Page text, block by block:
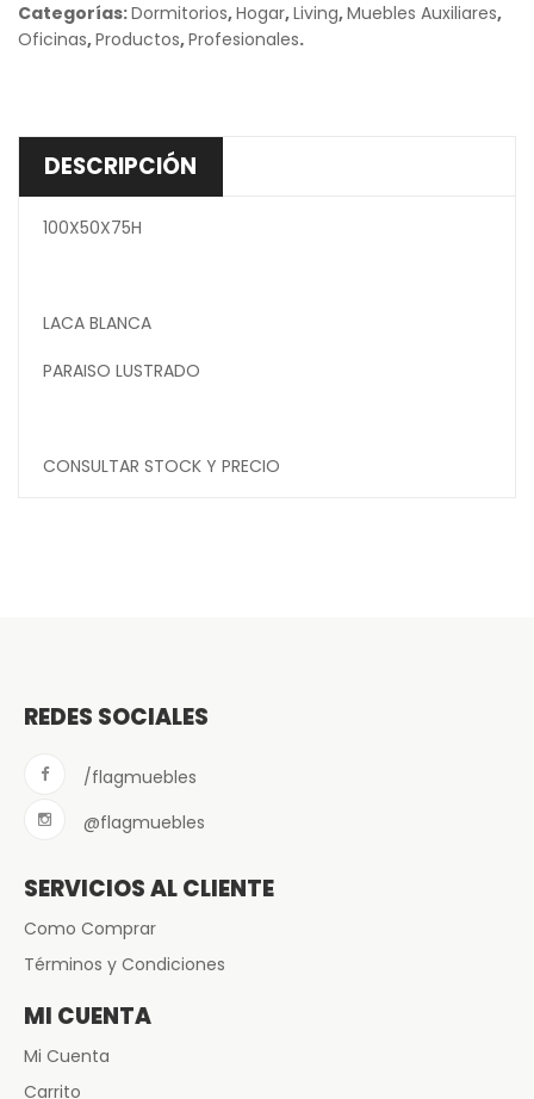
Categorías:Dormitorios,Hogar,Living,Muebles Auxiliares,
Oficinas,Productos,Profesionales.
DESCRIPCIÓN
100X50X75H
LACA BLANCA
PARAISO LUSTRADO
CONSULTAR STOCK Y PRECIO
REDES SOCIALES
/flagmuebles
@flagmuebles
SERVICIOS AL CLIENTE
Como Comprar
Términos y Condiciones
MI CUENTA
Mi Cuenta
Carrito